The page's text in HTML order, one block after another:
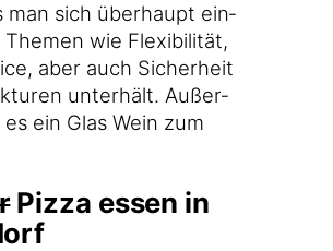
man sich über­haupt ein­
The­men wie Fle­xi­bi­li­tät,
aber auch Sicher­heit
unter­hält. Außer­
ein Glas Wein zum
Pizza essen in